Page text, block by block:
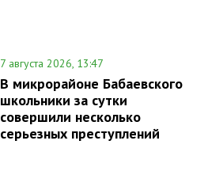
7 августа 2026, 13:47
В микрорайоне Бабаевского
школьники за сутки
совершили несколько
серьезных преступлений